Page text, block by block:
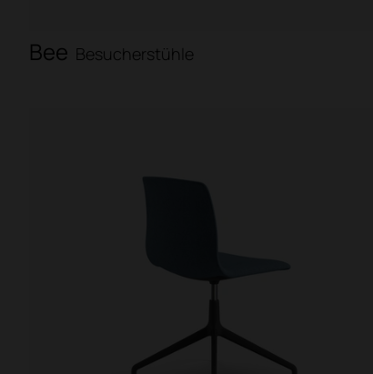
Bee Besucherstühle